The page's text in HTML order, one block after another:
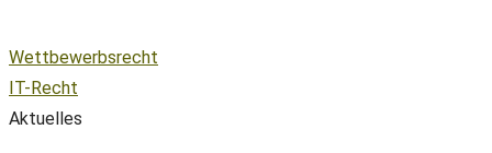
Wettbewerbsrecht
IT-Recht
Aktuelles